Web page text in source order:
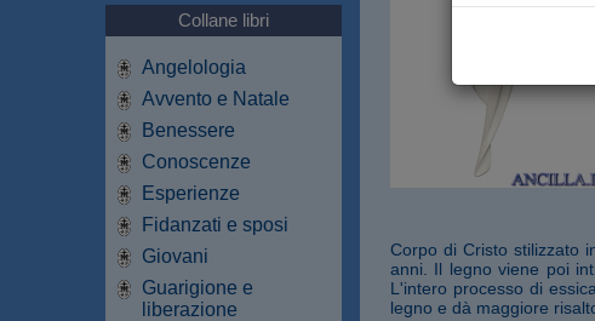
Collane libri
Angelologia
Avvento e Natale
Benessere
Conoscenze
Esperienze
Fidanzati e sposi
Giovani
Guarigione e
liberazione
Corpo di Cristo stilizzato
anni. Il legno viene poi
L'intero processo di
legno e dà maggiore